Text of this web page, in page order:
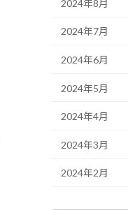
2024年8月
2024年7月
2024年6月
2024年5月
2024年4月
2024年3月
2024年2月